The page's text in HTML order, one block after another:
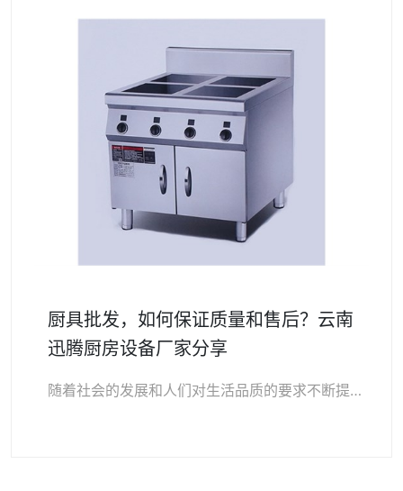
厨具批发，如何保证质量和售后？云南
迅腾厨房设备厂家分享
随着社会的发展和人们对生活品质的要求不断提高，越来越多的人开始关注厨房设备的质量和售后服务。对于厨具批发商而言，如何保证质量和售后是一个非常重要的问题。在云南迅…